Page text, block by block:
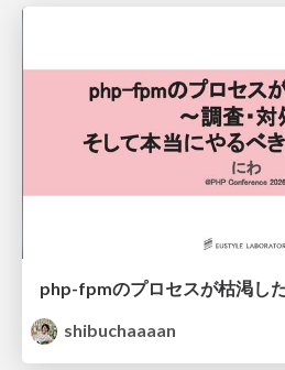
shibuchaaaan